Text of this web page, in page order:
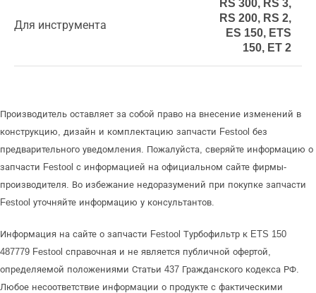
Для инструмента
RS 300, RS 3,
RS 200, RS 2,
ES 150, ETS
150, ET 2
Производитель оставляет за собой право на внесение изменений в
конструкцию, дизайн и комплектацию запчасти Festool без
предварительного уведомления. Пожалуйста, сверяйте информацию о
запчасти Festool с информацией на официальном сайте фирмы-
производителя. Во избежание недоразумений при покупке запчасти
Festool уточняйте информацию у консультантов.
Информация на сайте о запчасти Festool Турбофильтр к ETS 150
487779 Festool справочная и не является публичной офертой,
определяемой положениями Статьи 437 Гражданского кодекса РФ.
Любое несоответствие информации о продукте с фактическими